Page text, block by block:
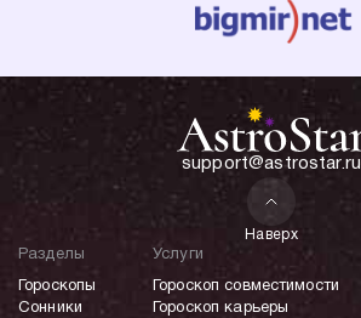
support@astrostar.ru
Наверх
Разделы
Гороскопы
Сонники
Услуги
Гороскоп совместимости
Гороскоп карьеры